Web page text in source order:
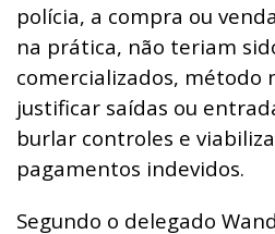
polícia, a compra ou
na prática, não teriam
comercializados, método
justificar saídas ou
burlar controles e
pagamentos indevidos.
Segundo o delegado